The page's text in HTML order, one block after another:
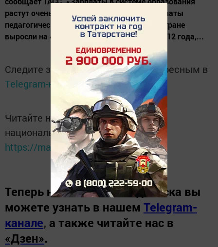
растут очень быстро. В прошлом году зарплаты
педагогических работников в среднем по стране
выросли на 40% по сравнению с уровнем 2012 года,...
Следите за самым важным и интересным в
Telegram-канале
Татмедиа
Читайте новости Татарстана в
национальном мессенджере MАХ:
https://max.ru/tatmedia
Теперь новости Зеленодольска вы
можете узнать в нашем Telegram-
канале, а также читайте нас в
«Дзен».